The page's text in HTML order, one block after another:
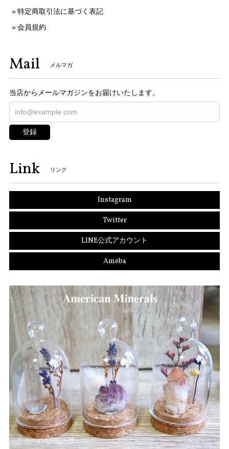
特定商取引法に基づく表記
会員規約
Mail メルマガ
当店からメールマガジンをお届けいたします。
登録
Link リンク
Instagram
Twitter
LINE公式アカウント
Ameba